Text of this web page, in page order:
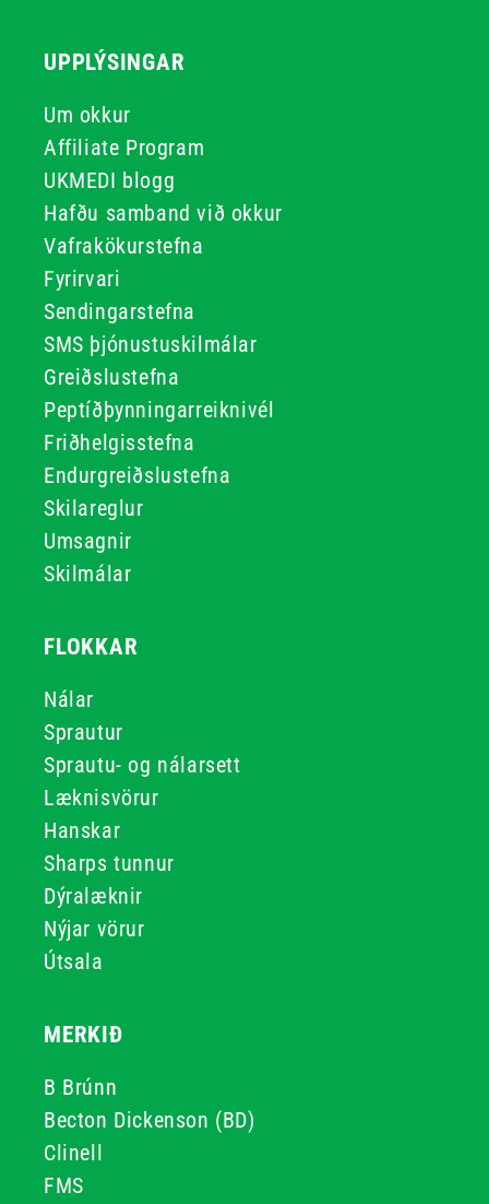
UPPLÝSINGAR
Um okkur
Affiliate Program
UKMEDI blogg
Hafðu samband við okkur
Vafrakökurstefna
Fyrirvari
Sendingarstefna
SMS þjónustuskilmálar
Greiðslustefna
Peptíðþynningarreiknivél
Friðhelgisstefna
Endurgreiðslustefna
Skilareglur
Umsagnir
Skilmálar
FLOKKAR
Nálar
Sprautur
Sprautu- og nálarsett
Læknisvörur
Hanskar
Sharps tunnur
Dýralæknir
Nýjar vörur
Útsala
MERKIÐ
B Brúnn
Becton Dickenson (BD)
Clinell
FMS